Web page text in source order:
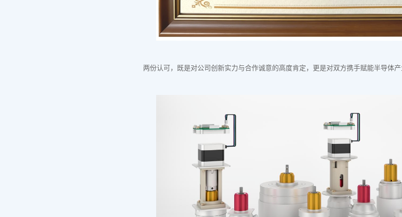
两份认可，既是对公司创新实力与合作诚意的高度肯定，更是对双方携手赋能半导体产